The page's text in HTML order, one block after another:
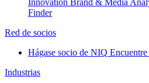
Finder
Red de socios
Hágase socio de NIQ
Industrias